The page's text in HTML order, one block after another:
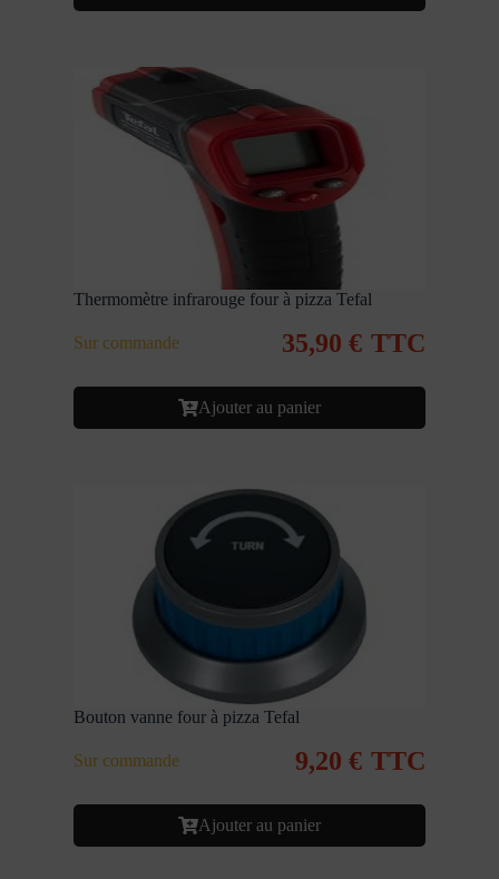
Thermomètre infrarouge four à pizza Tefal
Sur commande 35,90 € TTC
Ajouter au panier
Bouton vanne four à pizza Tefal
Sur commande 9,20 € TTC
Ajouter au panier